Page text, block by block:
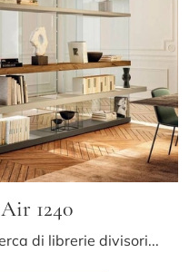
Air 1240
Se sei alla ricerca di librerie divisorie per il soggiorno, clicca e scopri le nostre soluzioni moderne: il modello Air 1240 Lago ti aspetta!